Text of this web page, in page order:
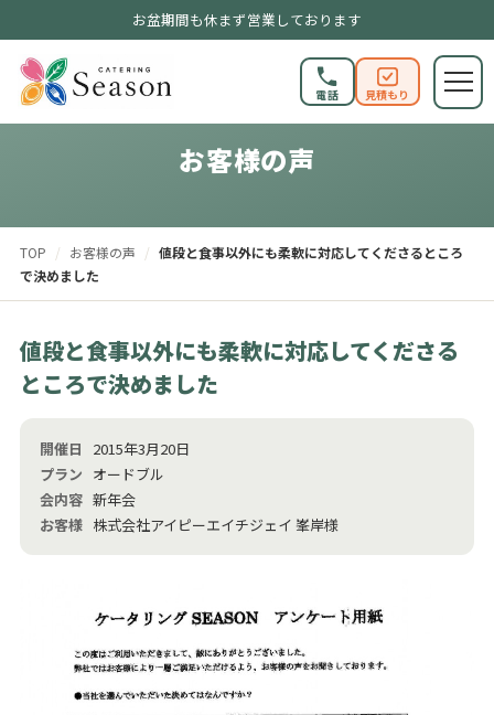
お盆期間も休まず営業しております
電話 見積もり
お客様の声
TOP / お客様の声 / 値段と食事以外にも柔軟に対応してくださるところ
で決めました
値段と食事以外にも柔軟に対応してくださる
ところで決めました
開催日
2015年3月20日
プラン オードブル
会内容 新年会
お客様 株式会社アイピーエイチジェイ 峯岸様